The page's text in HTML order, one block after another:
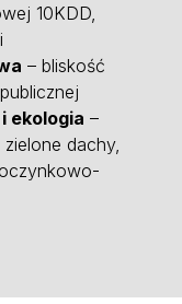
10KDD,
– bliskość
ekologia –
dachy,